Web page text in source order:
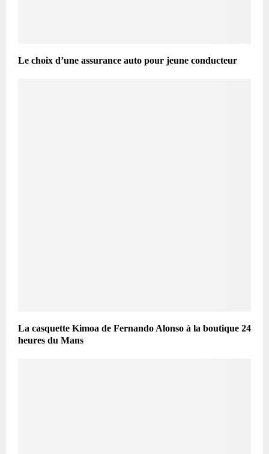
Le choix d’une assurance auto pour jeune conducteur
La casquette Kimoa de Fernando Alonso à la boutique 24
heures du Mans